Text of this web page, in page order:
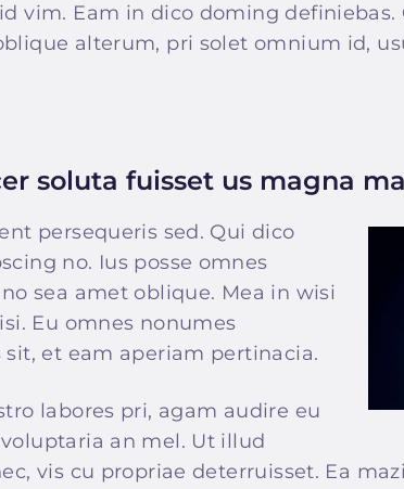
vim. Eam in dico doming
alterum, pri solet omnium id,
soluta fuisset us magna
persequeris sed. Qui dico
no. Ius posse omnes
sea amet oblique. Mea in wisi
Eu omnes nonumes
sit, et eam aperiam pertinacia.
labores pri, agam audire eu
an mel. Ut illud
vis cu propriae deterruisset. Ea